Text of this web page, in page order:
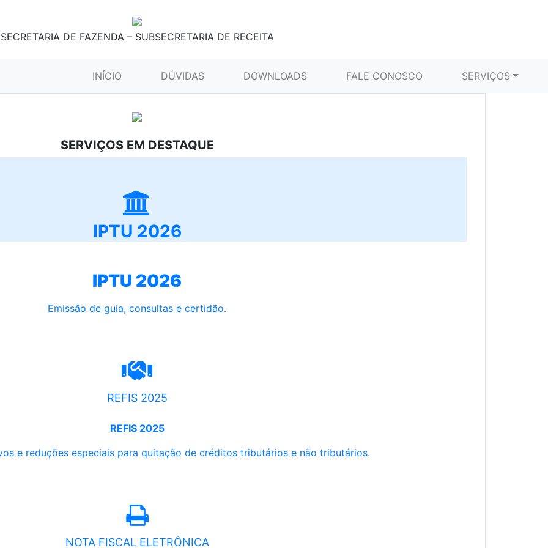
SECRETARIA DE FAZENDA – SUBSECRETARIA DE RECEITA
INÍCIO (CURRENT)DÚVIDAS DOWNLOADS FALE CONOSCO SERVIÇOS
SERVIÇOS EM DESTAQUE
IPTU 2026
IPTU 2026
Emissão de guia, consultas e certidão.
REFIS 2025
REFIS 2025
e reduções especiais para quitação de créditos tributários e não tributários.
NOTA FISCAL ELETRÔNICA